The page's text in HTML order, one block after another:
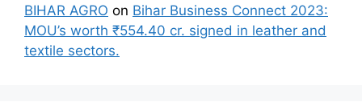
BIHAR AGRO on Bihar Business Connect 2023:
MOU’s worth ₹554.40 cr. signed in leather and
textile sectors.